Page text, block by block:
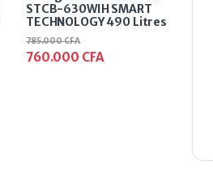
STCB-630WIH SMART
TECHNOLOGY 490 Litres
760.000 CFA
785.000CFA